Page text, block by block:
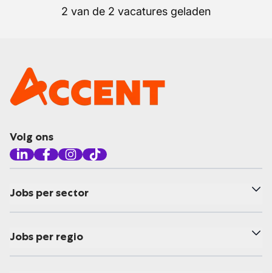
2 van de 2 vacatures geladen
Volg ons
Jobs per sector
Jobs per regio